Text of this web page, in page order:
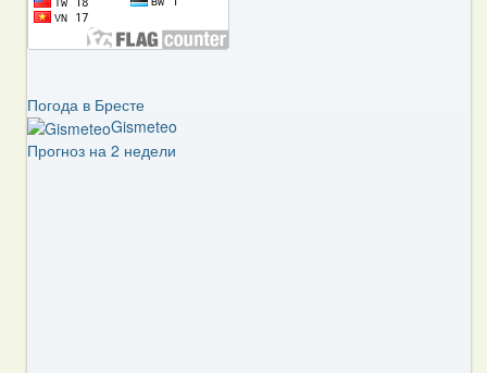
Погода в Бресте
Gismeteo
Прогноз на 2 недели